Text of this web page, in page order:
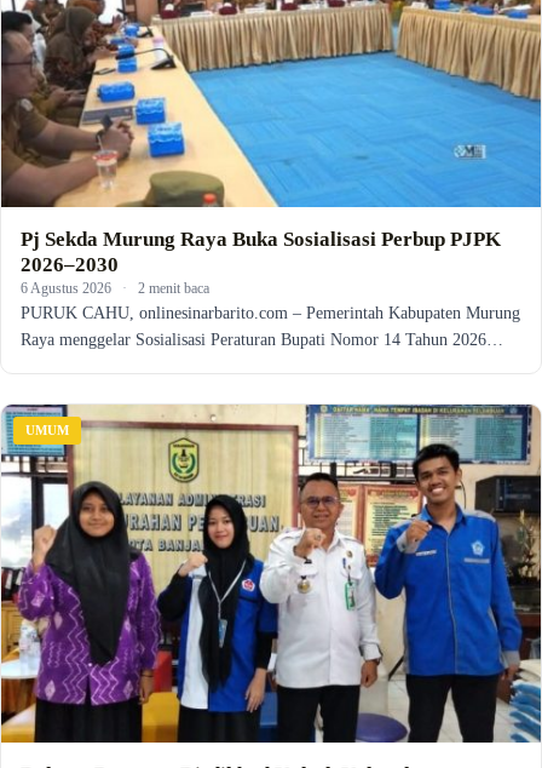
Pj Sekda Murung Raya Buka Sosialisasi Perbup PJPK
2026–2030
6 Agustus 2026 · 2 menit baca
PURUK CAHU, onlinesinarbarito.com – Pemerintah Kabupaten Murung
Raya menggelar Sosialisasi Peraturan Bupati Nomor 14 Tahun 2026…
UMUM